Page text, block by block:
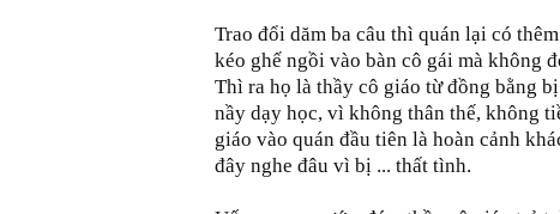
Trao đổi dăm ba câu thì quán lại có
kéo ghế ngồi vào bàn cô gái mà không
Thì ra họ là thầy cô giáo từ đồng bằng
nầy dạy học, vì không thân thế, không
giáo vào quán đầu tiên là hoàn cảnh
đây nghe đâu vì bị ... thất tình.